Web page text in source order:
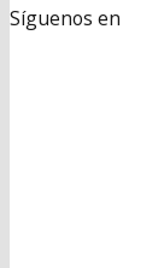
Síguenos en